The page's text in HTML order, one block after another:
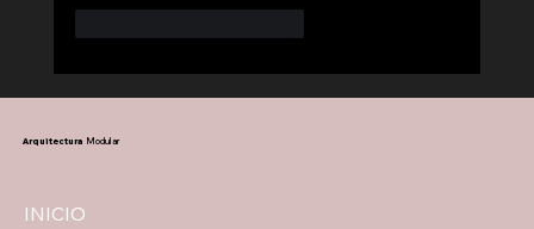
INICIO
Arquitectura Modular